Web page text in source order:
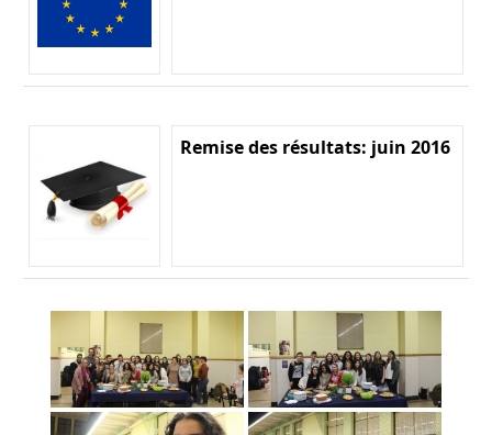
Remise des résultats: juin 2016